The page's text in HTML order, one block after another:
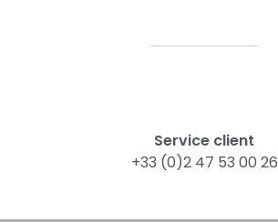
Service client
+33 (0)2 47 53 00 26